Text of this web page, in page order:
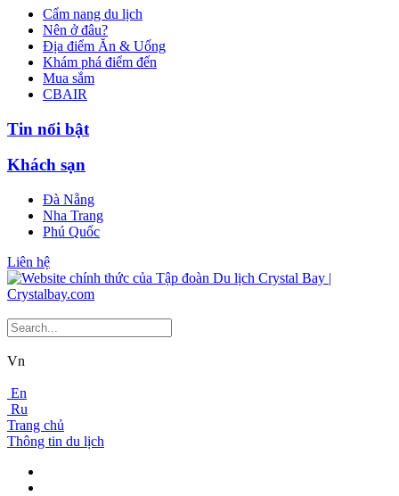
Cẩm nang du lịch
Nên ở đâu?
Địa điểm Ăn & Uống
Khám phá điểm đến
Mua sắm
CBAIR
Tin nổi bật
Khách sạn
Đà Nẵng
Nha Trang
Phú Quốc
Liên hệ
Vn
En
Ru
Trang chủ
Thông tin du lịch